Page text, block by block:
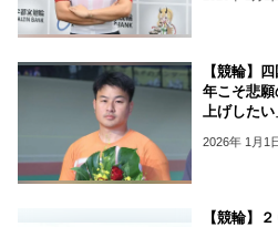
【競輪】
年こそ悲
上げしたい
2026年 1月1
【競輪】